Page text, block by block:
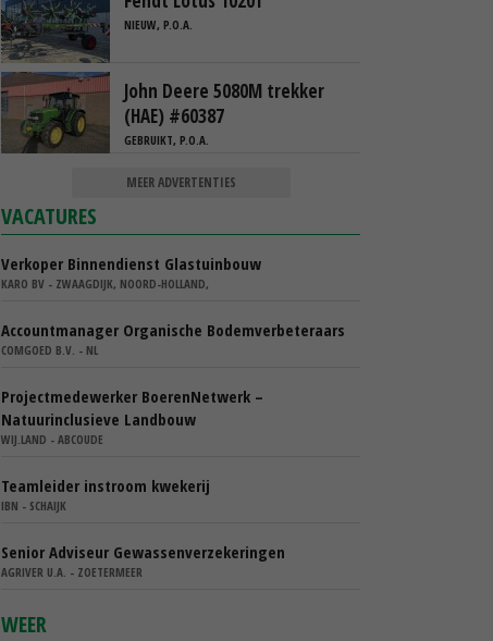
NIEUW, P.O.A.
John Deere 5080M trekker
(HAE) #60387
GEBRUIKT, P.O.A.
MEER ADVERTENTIES
VACATURES
Verkoper Binnendienst Glastuinbouw
KARO BV - ZWAAGDIJK, NOORD-HOLLAND,
Accountmanager Organische Bodemverbeteraars
COMGOED B.V. - NL
Projectmedewerker BoerenNetwerk –
Natuurinclusieve Landbouw
WIJ.LAND - ABCOUDE
Teamleider instroom kwekerij
IBN - SCHAIJK
Senior Adviseur Gewassenverzekeringen
AGRIVER U.A. - ZOETERMEER
WEER